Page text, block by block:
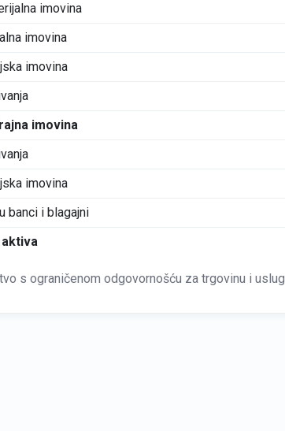
imovina
imovina
imovina
imovina
imovina
banci i blagajni
aktiva
s ograničenom odgovornošću za trgovinu i